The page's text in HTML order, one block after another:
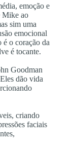
emoção e
Mike ao
sim uma
emocional
o coração da
é tocante.
Goodman
dão vida
criando
faciais